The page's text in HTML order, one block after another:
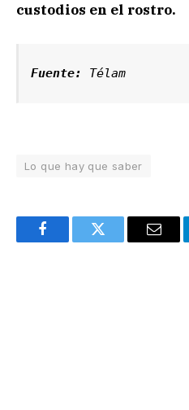
custodios en el rostro.
Fuente: Télam
Lo que hay que saber
FacebookTwitter Email